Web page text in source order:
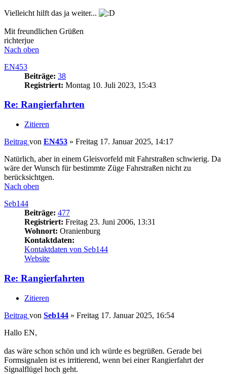
Vielleicht hilft das ja weiter...
Mit freundlichen Grüßen
richterjue
Nach oben
EN453
Beiträge: 38
Registriert: Montag 10. Juli 2023, 15:43
Re: Rangierfahrten
Zitieren
Beitrag von EN453 » Freitag 17. Januar 2025, 14:17
Natürlich, aber in einem Gleisvorfeld mit Fahrstraßen schwierig. Da
wäre der Wunsch für bestimmte Züge Fahrstraßen nicht zu
berücksichtgen.
Nach oben
Seb144
Beiträge: 477
Registriert: Freitag 23. Juni 2006, 13:31
Wohnort: Oranienburg
Kontaktdaten:
Kontaktdaten von Seb144
Website
Re: Rangierfahrten
Zitieren
Beitrag von Seb144 » Freitag 17. Januar 2025, 16:54
Hallo EN,
das wäre schon schön und ich würde es begrüßen. Gerade bei
Formsignalen ist es irritierend, wenn bei einer Rangierfahrt der
Signalflügel hoch geht.